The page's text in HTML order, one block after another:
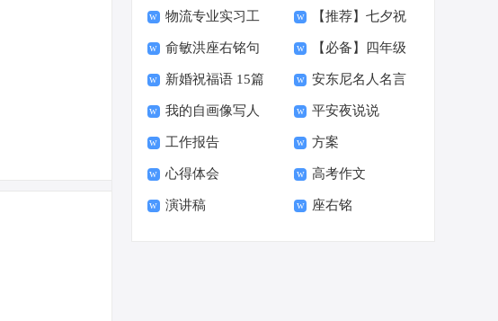
汇总86句 告7篇
物流专业实习工
作总结
【推荐】七夕祝
福语
俞敏洪座右铭句
子40句
【必备】四年级
读书快乐的作文4篇
新婚祝福语 15篇 安东尼名人名言
语录40句
我的自画像写人
作文
平安夜说说
工作报告 方案
心得体会 高考作文
演讲稿 座右铭